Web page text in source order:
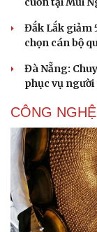
Đắk Lắk giảm
chọn cán bộ
Đà Nẵng:
phục vụ người
CÔNG NGHỆ